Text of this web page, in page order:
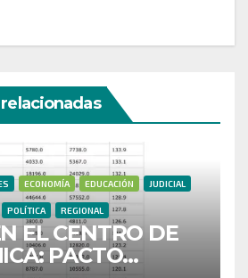
ECONOMÍA EDUCACIÓN JUDICIAL
POLÍTICA REGIONAL
EL CENTRO DE
PACTO